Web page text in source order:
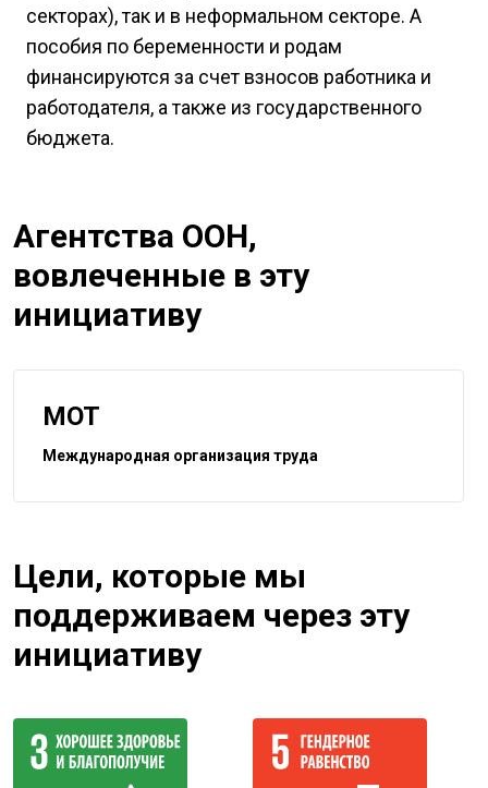
секторах), так и в неформальном секторе. А
пособия по беременности и родам
финансируются за счет взносов работника и
работодателя, а также из государственного
бюджета.
Агентства ООН,
вовлеченные в эту
инициативу
МОТ
Международная организация труда
Цели, которые мы
поддерживаем через эту
инициативу